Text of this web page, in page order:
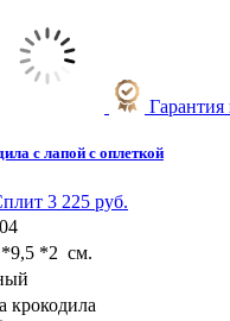
Гарантия
с лапой с оплеткой
3 225 руб.
*9,5 *2 см.
крокодила